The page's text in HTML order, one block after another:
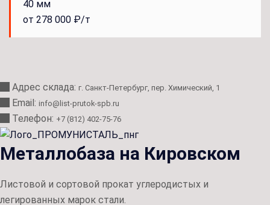
40 мм
от 278 000 ₽/т
Адрес склада: г. Санкт-Петербург, пер. Химический, 1
Email: info@list-prutok-spb.ru
Телефон: +7 (812) 402-75-76
Металлобаза на Кировском
Листовой и сортовой прокат углеродистых и
легированных марок стали.